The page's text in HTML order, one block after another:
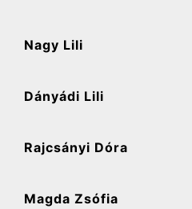
Nagy Lili
Dányádi Lili
Rajcsányi Dóra
Magda Zsófia